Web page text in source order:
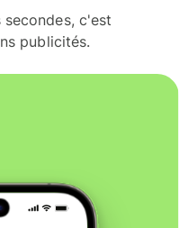
secondes, c'est
publicités.